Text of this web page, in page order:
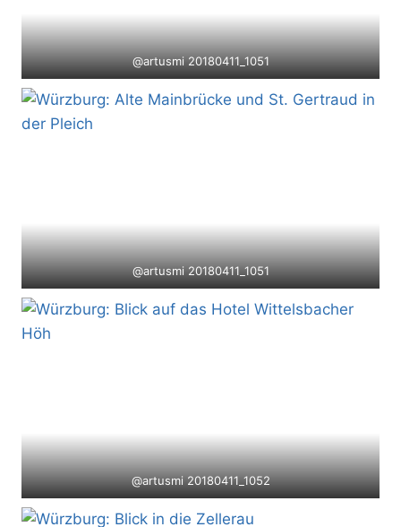
@artusmi 20180411_1051
@artusmi 20180411_1051
@artusmi 20180411_1052